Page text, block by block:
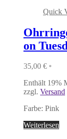
Quick
on
35,00 € *
Enthält 19%
zzgl. Versand
Farbe: Pink
Weiterlesen